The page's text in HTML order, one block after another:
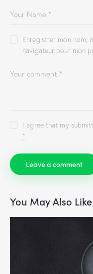
Enregistrer mon nom,
navigateur pour mon
I agree that my
*
You May Also Like